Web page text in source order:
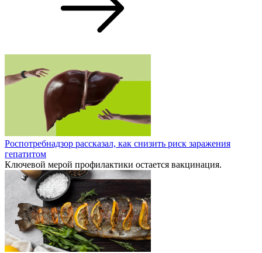
Роспотребнадзор рассказал, как снизить риск заражения
гепатитом
Ключевой мерой профилактики остается вакцинация.